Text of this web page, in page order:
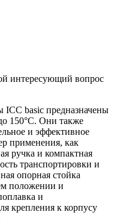
интересующий вопрос
basic предназначены
150°C. Они также
и эффективное
применения, как
ручка и компактная
транспортировки и
опорная стойка
положении и
и
крепления к корпусу